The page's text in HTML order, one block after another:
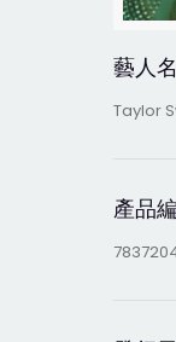
藝人
Taylor
產品